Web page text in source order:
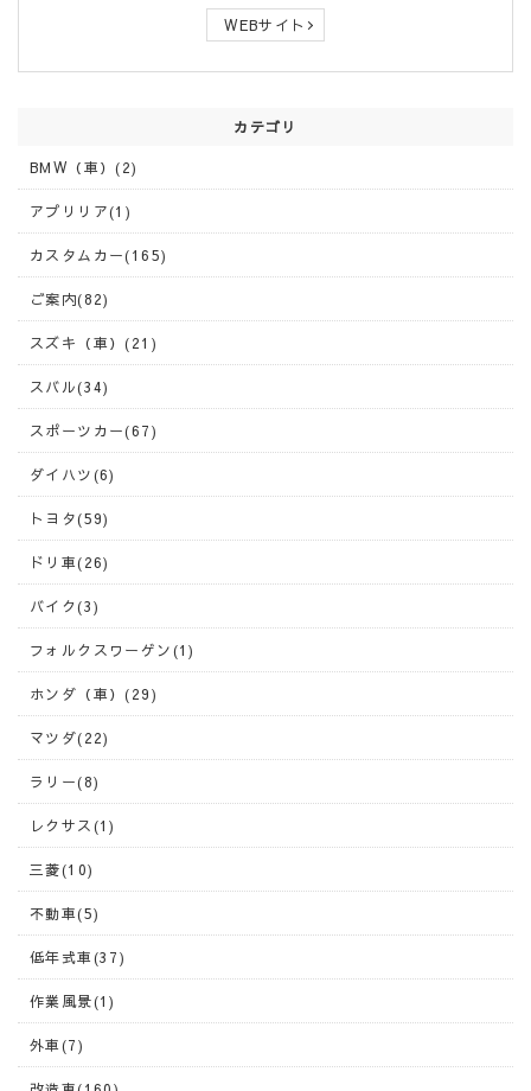
WEBサイト
カテゴリ
BMW（車）(2)
アプリリア(1)
カスタムカー(165)
ご案内(82)
スズキ（車）(21)
スバル(34)
スポーツカー(67)
ダイハツ(6)
トヨタ(59)
ドリ車(26)
バイク(3)
フォルクスワーゲン(1)
ホンダ（車）(29)
マツダ(22)
ラリー(8)
レクサス(1)
三菱(10)
不動車(5)
低年式車(37)
作業風景(1)
外車(7)